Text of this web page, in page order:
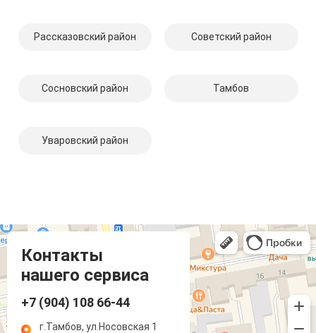
Рассказовский район Советский район
Сосновский район Тамбов
Уваровский район
Контакты
нашего сервиса
+7 (904) 108 66-44
г.Тамбов, ул.Носовская 1
Компмастер
Тамбов
Носовская улица, 1